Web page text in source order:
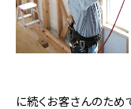
に続くお客さんのため